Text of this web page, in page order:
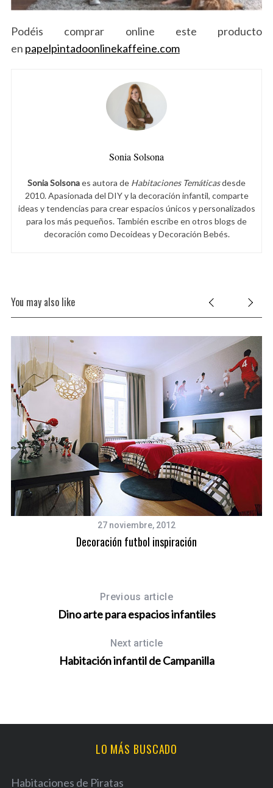
Podéis comprar online este producto
en papelpintadoonlinekaffeine.com
Sonia Solsona
Sonia Solsonaes autora de Habitaciones Temáticasdesde
2010. Apasionada del DIY y la decoración infantil, comparte
ideas y tendencias para crear espacios únicos y personalizados
para los más pequeños. También escribe en otros blogs de
decoración como Decoideas y Decoración Bebés.
You may also like
27 noviembre, 2012
Decoración futbol inspiración
Previous article
Dino arte para espacios infantiles
Next article
Habitación infantil de Campanilla
LO MÁS BUSCADO
Habitaciones de Piratas
h
f
o
r
: